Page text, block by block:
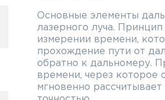
Основные элементы
лазерного луча.
измерении времени,
прохождение пути от
обратно к дальномеру.
времени, через которое
мгновенно